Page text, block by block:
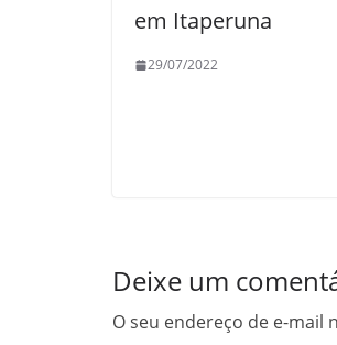
em Itaperuna
29/07/2022
Deixe um
O seu endereço de e-mail